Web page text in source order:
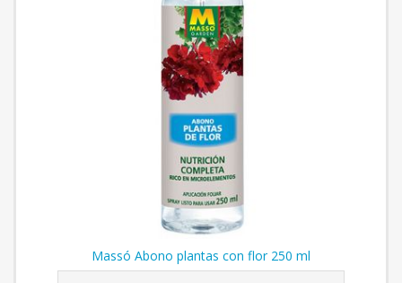
Massó Abono plantas con flor 250 ml